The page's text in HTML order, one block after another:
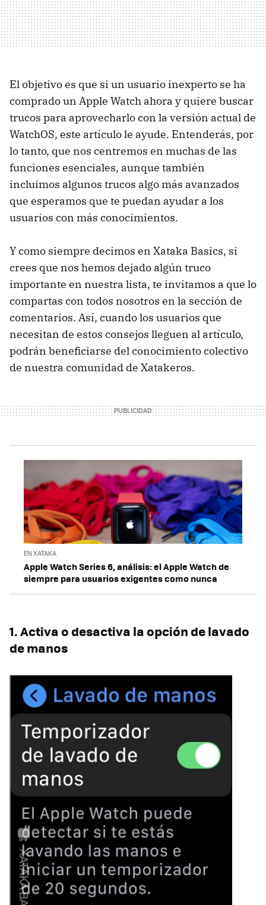
El objetivo es que si un usuario inexperto se ha
comprado un Apple Watch ahora y quiere buscar
trucos para aprovecharlo con la versión actual de
WatchOS, este artículo le ayude. Entenderás, por
lo tanto, que nos centremos en muchas de las
funciones esenciales, aunque también
incluimos algunos trucos algo más avanzados
que esperamos que te puedan ayudar a los
usuarios con más conocimientos.
Y como siempre decimos en Xataka Basics, si
crees que nos hemos dejado algún truco
importante en nuestra lista, te invitamos a que lo
compartas con todos nosotros en la sección de
comentarios. Así, cuando los usuarios que
necesitan de estos consejos lleguen al artículo,
podrán beneficiarse del conocimiento colectivo
de nuestra comunidad de Xatakeros.
EN XATAKA
Apple Watch Series 6, análisis: el Apple Watch de
siempre para usuarios exigentes como nunca
1. Activa o desactiva la opción de lavado
de manos